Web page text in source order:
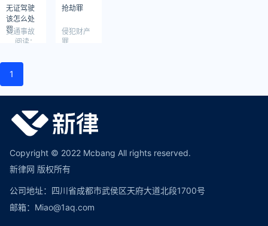
无证驾驶
该怎么处
罚
交通事故
阅读：
抢劫罪
侵犯财产
罪
1
Copyright © 2022 Mcbang All rights reserved.
新律网 版权所有
公司地址：四川省成都市武侯区天府大道北段1700号
邮箱：Miao@1aq.com